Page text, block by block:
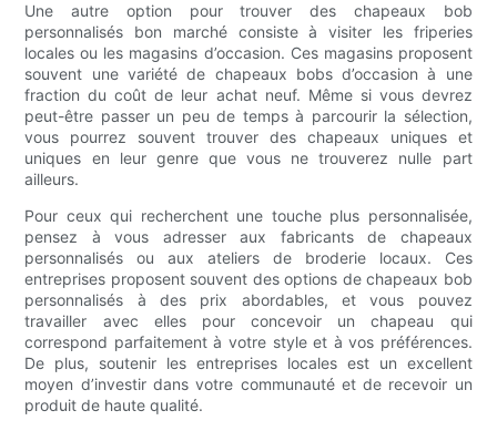
Une autre option pour trouver des chapeaux bob
personnalisés bon marché consiste à visiter les friperies
locales ou les magasins d’occasion. Ces magasins proposent
souvent une variété de chapeaux bobs d’occasion à une
fraction du coût de leur achat neuf. Même si vous devrez
peut-être passer un peu de temps à parcourir la sélection,
vous pourrez souvent trouver des chapeaux uniques et
uniques en leur genre que vous ne trouverez nulle part
ailleurs.
Pour ceux qui recherchent une touche plus personnalisée,
pensez à vous adresser aux fabricants de chapeaux
personnalisés ou aux ateliers de broderie locaux. Ces
entreprises proposent souvent des options de chapeaux bob
personnalisés à des prix abordables, et vous pouvez
travailler avec elles pour concevoir un chapeau qui
correspond parfaitement à votre style et à vos préférences.
De plus, soutenir les entreprises locales est un excellent
moyen d’investir dans votre communauté et de recevoir un
produit de haute qualité.